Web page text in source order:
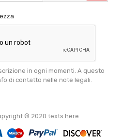
in ogni momenti. A questo
di contatto nelle note legali.
© 2020 texts here